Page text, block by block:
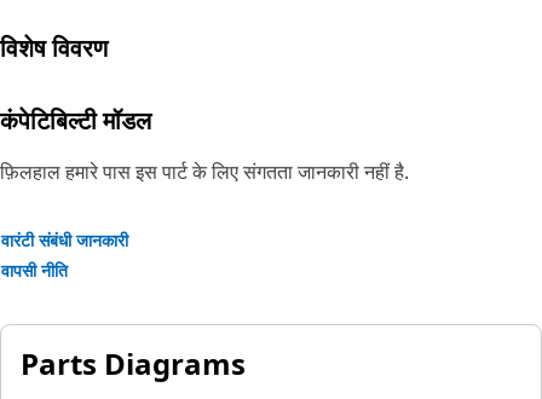
विशेष विवरण
कंपेटिबिल्टी मॉडल
फ़िलहाल हमारे पास इस पार्ट के लिए संगतता जानकारी नहीं है.
वारंटी संबंधी जानकारी
वापसी नीति
Parts Diagrams